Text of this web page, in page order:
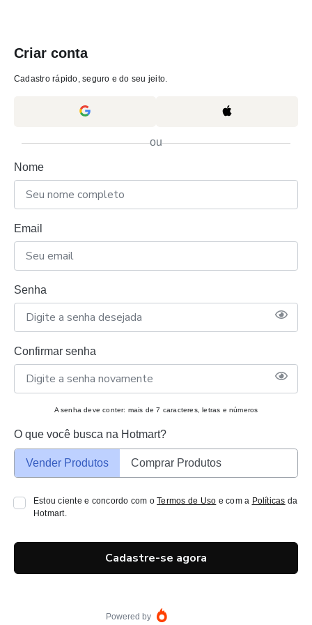
Criar conta
Cadastro rápido, seguro e do seu jeito.
ou
Nome
Email
Senha
Confirmar senha
A senha deve conter: mais de 7 caracteres, letras e números
O que você busca na Hotmart?
Vender Produtos Comprar Produtos
Estou ciente e concordo com oTermos de Uso e com a Políticas da
Hotmart.
Cadastre-se agora
Powered by